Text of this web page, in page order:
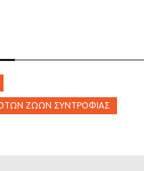
ΖΏΩΝ ΣΥΝΤΡΟΦΙΆΣ